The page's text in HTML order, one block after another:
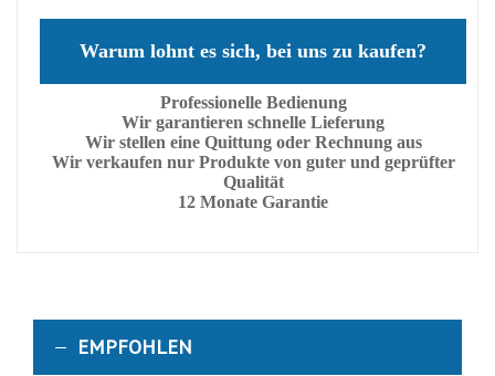
Warum lohnt es sich, bei uns zu kaufen?
Professionelle Bedienung
Wir garantieren schnelle Lieferung
Wir stellen eine Quittung oder Rechnung aus
Wir verkaufen nur Produkte von guter und geprüfter
Qualität
12 Monate Garantie
EMPFOHLEN